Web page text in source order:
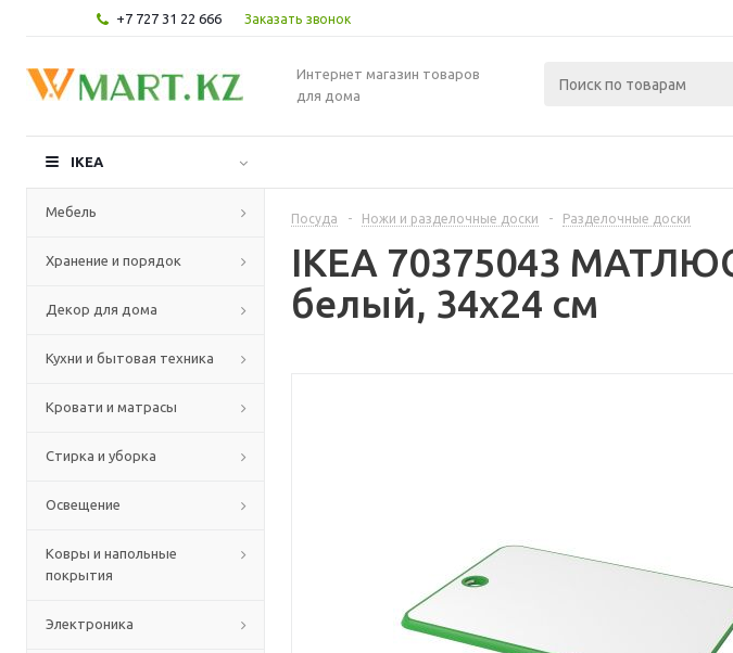
+7 727 31 22 666 Заказать звонок
Интернет магазин товаров
для дома
IKEA
Мебель
Хранение и порядок
Декор для дома
Кухни и бытовая техника
Кровати и матрасы
Стирка и уборка
Освещение
Ковры и напольные
покрытия
Электроника
Посуда - Ножи и разделочные доски - Разделочные доски
IKEA 70375043
белый, 34x24 см